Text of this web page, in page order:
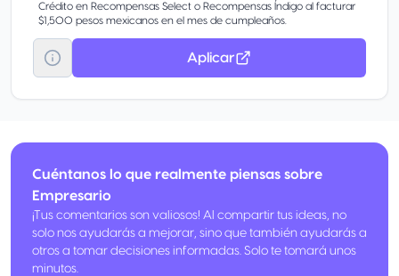
Crédito en Recompensas Select o Recompensas Índigo al facturar
$1,500 pesos mexicanos en el mes de cumpleaños.
Aplicar
Cuéntanos lo que realmente piensas sobre
Empresario
¡Tus comentarios son valiosos! Al compartir tus ideas, no
solo nos ayudarás a mejorar, sino que también ayudarás a
otros a tomar decisiones informadas. Solo te tomará unos
minutos.